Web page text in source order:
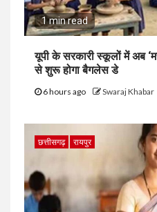
1 min read
यूपी के सरकारी स्कूलों में अब
से शुरू होगा बैगलेस डे
6 hours ago Swaraj Khabar
छत्तीसगढ़ रायपुर